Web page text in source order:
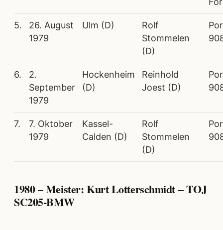
5.
26. August
1979
Ulm (D)
Rolf
Stommelen
(D)
6.
2.
September
1979
Hockenheim
(D)
Reinhold
Joest (D)
7.
7. Oktober
1979
Kassel-
Calden (D)
Rolf
Stommelen
(D)
1980 – Meister: Kurt Lotterschmidt – TOJ
SC205-BMW